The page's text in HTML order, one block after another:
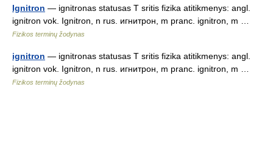
Ignitron — ignitronas statusas T sritis fizika atitikmenys: angl.
ignitron vok. Ignitron, n rus. игнитрон, m pranc. ignitron, m …
Fizikos terminų žodynas
ignitron — ignitronas statusas T sritis fizika atitikmenys: angl.
ignitron vok. Ignitron, n rus. игнитрон, m pranc. ignitron, m …
Fizikos terminų žodynas